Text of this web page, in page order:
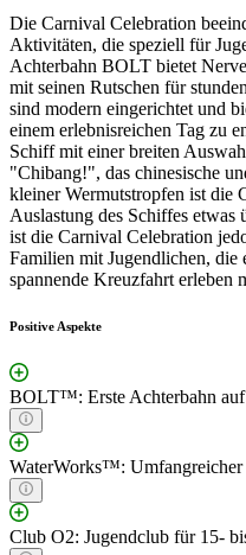
Die Carnival Celebration
Aktivitäten, die speziell für
Achterbahn BOLT bietet
mit seinen Rutschen für
sind modern eingerichtet und
einem erlebnisreichen Tag zu
Schiff mit einer breiten
"Chibang!", das chinesische
kleiner Wermutstropfen ist die
Auslastung des Schiffes
ist die Carnival Celebration
Familien mit Jugendlichen, die
spannende Kreuzfahrt erleben
Positive Aspekte
BOLT™: Erste Achterbahn auf
WaterWorks™: Umfangreicher
Club O2: Jugendclub für 15-